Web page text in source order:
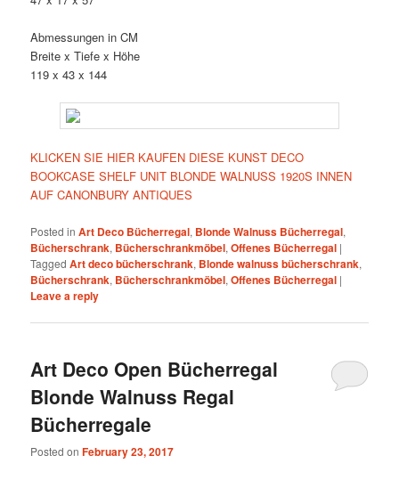
Abmessungen in CM
Breite x Tiefe x Höhe
119 x 43 x 144
KLICKEN SIE HIER KAUFEN DIESE KUNST DECO
BOOKCASE SHELF UNIT BLONDE WALNUSS 1920S INNEN
AUF CANONBURY ANTIQUES
Posted in Art Deco Bücherregal, Blonde Walnuss Bücherregal,
Bücherschrank, Bücherschrankmöbel,Offenes Bücherregal |
Tagged Art deco bücherschrank, Blonde walnuss bücherschrank,
Bücherschrank, Bücherschrankmöbel,Offenes Bücherregal |
Leave a reply
Art Deco Open Bücherregal
Blonde Walnuss Regal
Bücherregale
Posted onFebruary 23, 2017